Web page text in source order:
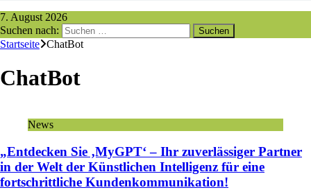
7. August 2026
Suchen nach:
Startseite ChatBot
ChatBot
News
„Entdecken Sie ‚MyGPT‘ – Ihr zuverlässiger Partner
in der Welt der Künstlichen Intelligenz für eine
fortschrittliche Kundenkommunikation!